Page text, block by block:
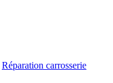
Réparation carrosserie